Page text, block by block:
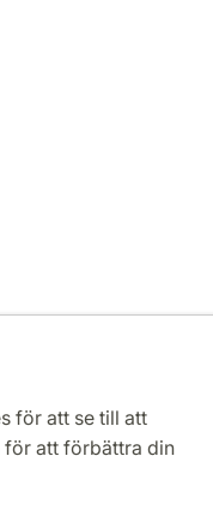
för att se till att
att förbättra din